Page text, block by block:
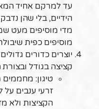
עד למרקם אחיד
הידיים, בלי שהן
מדי מוסיפים מעט
מוסיפים כפית
יוצרים כדורים
קציצה בגודל ובצורת
זרעי ענבים